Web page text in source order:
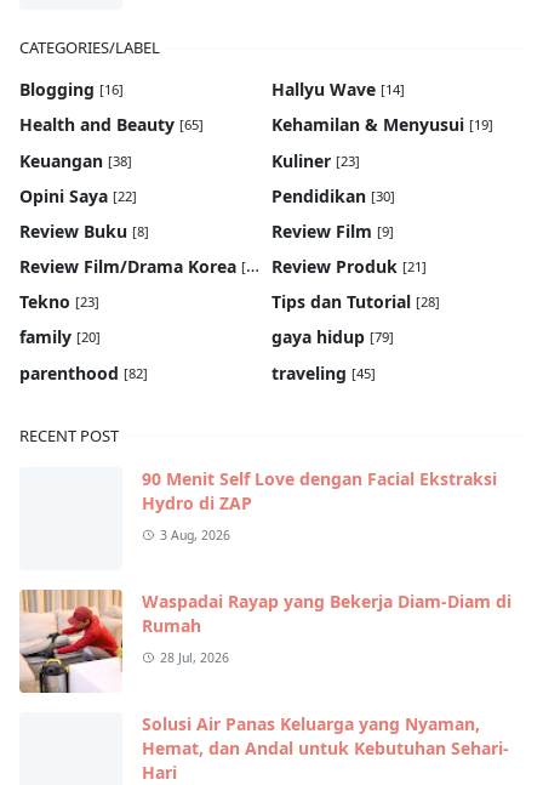
CATEGORIES/LABEL
Blogging [16] Hallyu Wave [14]
Health and Beauty [65] Kehamilan & Menyusui [19]
Keuangan [38] Kuliner [23]
Opini Saya [22] Pendidikan [30]
Review Buku [8] Review Film [9]
Review Film/Drama Korea [22] Review Produk [21]
Tekno [23] Tips dan Tutorial [28]
family [20] gaya hidup [79]
parenthood [82] traveling [45]
RECENT POST
90 Menit Self Love dengan Facial Ekstraksi
Hydro di ZAP
3 Aug, 2026
Waspadai Rayap yang Bekerja Diam-Diam di
Rumah
28 Jul, 2026
Solusi Air Panas Keluarga yang Nyaman,
Hemat, dan Andal untuk Kebutuhan Sehari-
Hari